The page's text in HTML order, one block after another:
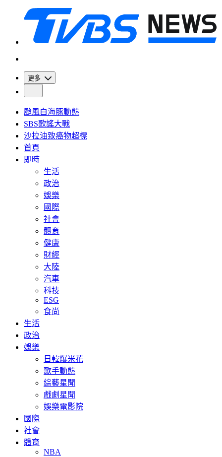
更多
颱風白海豚動態
SBS歌謠大戰
沙拉油致癌物超標
首頁
即時
生活
政治
娛樂
國際
社會
體育
健康
財經
大陸
汽車
科技
ESG
食尚
生活
政治
娛樂
日韓爆米花
歌手動態
綜藝星聞
戲劇星聞
娛樂電影院
國際
社會
體育
NBA